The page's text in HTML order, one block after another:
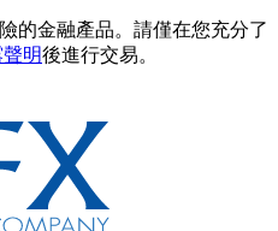
的金融產品。請僅在您充分了
明後進行交易。